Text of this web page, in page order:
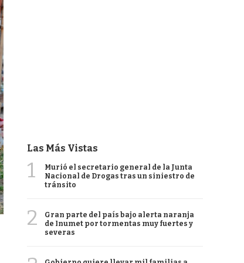
Las Más Vistas
1
Murió el secretario general de la Junta
Nacional de Drogas tras un siniestro de
tránsito
2
Gran parte del país bajo alerta naranja
de Inumet por tormentas muy fuertes y
severas